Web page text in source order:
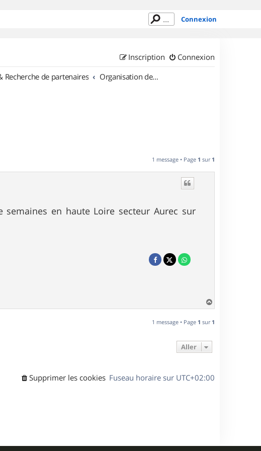
Connexion
Connexion
Inscription
Recherche de partenaires Organisation de sorties en région Rhône Alpes
1 message • Page 1 sur 1
en haute Loire secteur Aurec sur
a
t
1 message • Page 1 sur 1
Aller
Fuseau horaire sur UTC+02:00
Supprimer les cookies